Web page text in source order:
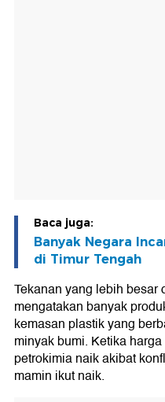
Baca juga:
Banyak Negara
di Timur Tengah
Tekanan yang lebih besar
mengatakan banyak
kemasan plastik yang
minyak bumi. Ketika
petrokimia naik akibat
mamin ikut naik.